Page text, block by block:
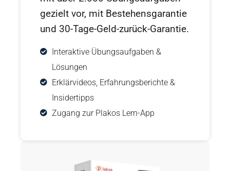
gezielt vor, mit Bestehensgarantie
und 30-Tage-Geld-zurück-Garantie.
Interaktive Übungsaufgaben &
Lösungen
Erklärvideos, Erfahrungsberichte &
Insidertipps
Zugang zur Plakos Lern-App